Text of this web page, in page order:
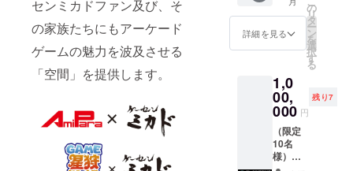
センミカドファン及び、そ
の家族たちにもアーケード
ゲームの魅力を波及させる
「空間」を提供します。
（ファ
イル便
す。）
第二の
聖地」
を東京
高田馬
場に創
す。
返礼：
高田馬
場ゲー
センミ
カド“大
感謝祭
ザ」を
「ゲー
センミ
カド別
館in白
ザ」と
してリ
ニュー
アル
オープ
ンを計
画。同
詳細を見る
の
リ
タ
ー
ン
を
選
択
す
る
1,0
00,
000 円
残り7
（限定
10名
様）